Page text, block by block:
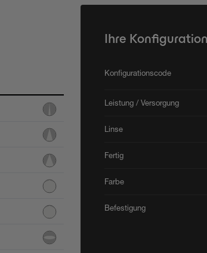
Ihre Konfiguration
Konfigurationscode
Leistung / Versorgung
Linse
Fertig
Farbe
Befestigung